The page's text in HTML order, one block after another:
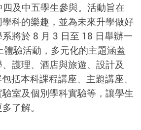
及中五學生參與。活動旨在
科的樂趣，並為未來升學做好
將於 8 月 3 日至 18 日舉辦一
驗活動，多元化的主題涵蓋
護理、酒店與旅遊、設計及
括本科課程講座、主題講座、
室及個別學科實驗等，讓學生
了解。